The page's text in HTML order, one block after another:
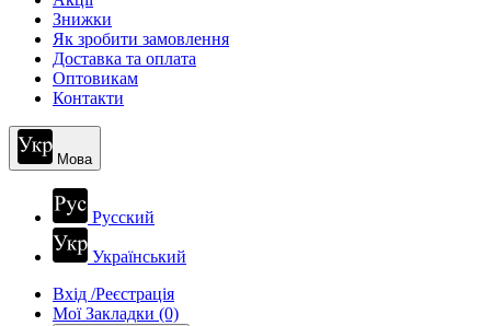
Знижки
Як зробити замовлення
Доставка та оплата
Оптовикам
Контакти
Мова
Русский
Український
Вхід /Реєстрація
Мої Закладки (0)